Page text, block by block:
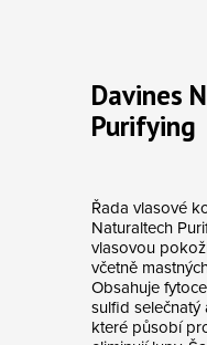
Davines
Purifying
Řada vlasové
Naturaltech
vlasovou
včetně
Obsahuje
sulfid selečnatý
které působí